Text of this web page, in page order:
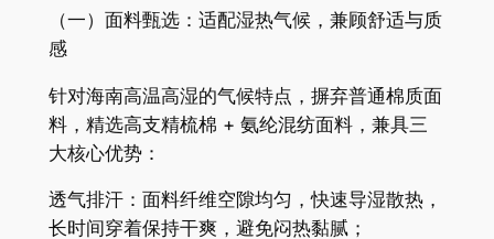
（一）面料甄选：适配湿热气候，兼顾舒适与质
感
针对海南高温高湿的气候特点，摒弃普通棉质面
料，精选高支精梳棉 + 氨纶混纺面料，兼具三
大核心优势：
透气排汗：面料纤维空隙均匀，快速导湿散热，
长时间穿着保持干爽，避免闷热黏腻；